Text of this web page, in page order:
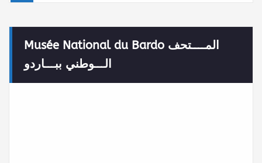
Musée National du Bardo المــــتحف
الـــوطني ببـــاردو